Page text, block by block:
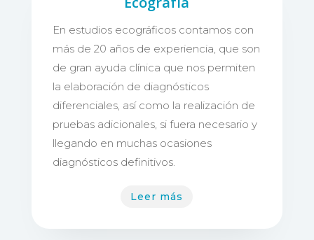
En estudios ecográficos contamos con
más de 20 años de experiencia, que son
de gran ayuda clínica que nos permiten
la elaboración de diagnósticos
diferenciales, así como la realización de
pruebas adicionales, si fuera necesario y
llegando en muchas ocasiones
diagnósticos definitivos.
Leer más